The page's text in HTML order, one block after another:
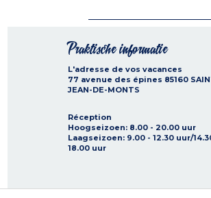
Praktische informatie
L'adresse de vos vacances
77 avenue des épines 85160
JEAN-DE-MONTS
Réception
Hoogseizoen: 8.00 - 20.00 uur
Laagseizoen: 9.00 - 12.30 uur/
18.00 uur